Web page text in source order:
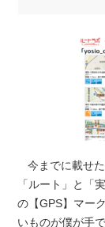
今までに載せ
「ルート」と「
の【GPS】マー
いものが僕が手